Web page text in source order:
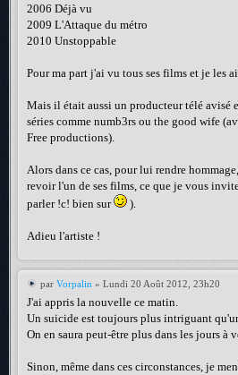
2006 Déjà vu
2009 L'Attaque du métro
2010 Unstoppable
Pour ma part j'ai vu tous ses films et je les
Mais il était aussi un producteur télé avisé
séries comme numb3rs ou the good wife
Free productions).
Alors dans ce cas, pour lui rendre
revoir l'un de ses films, ce que je vous
parler !c! bien sur
).
Adieu l'artiste !
par Vorpalin » Lundi 20 Août 2012, 23h20
J'ai appris la nouvelle ce matin.
Un suicide est toujours plus intriguant
On en saura peut-être plus dans les jours à
Sinon, même dans ces circonstances, je